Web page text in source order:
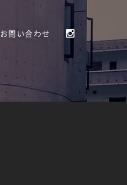
お問い合わせ